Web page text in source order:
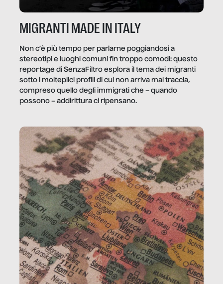
MIGRANTI MADE IN ITALY
Non c’è più tempo per parlarne poggiandosi a
stereotipi e luoghi comuni fin troppo comodi: questo
reportage di SenzaFiltro esplora il tema dei migranti
sotto i molteplici profili di cui non arriva mai traccia,
compreso quello degli immigrati che – quando
possono – addirittura ci ripensano.